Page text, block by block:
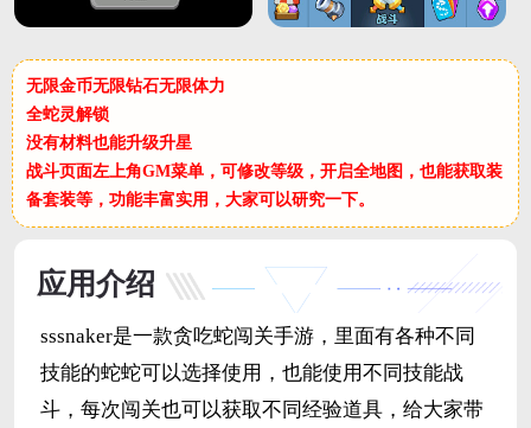
无限金币无限钻石无限体力
全蛇灵解锁
没有材料也能升级升星
战斗页面左上角GM菜单，可修改等级，开启全地图，也能获取装
备套装等，功能丰富实用，大家可以研究一下。
应用介绍
sssnaker是一款贪吃蛇闯关手游，里面有各种不同
技能的蛇蛇可以选择使用，也能使用不同技能战
斗，每次闯关也可以获取不同经验道具，给大家带